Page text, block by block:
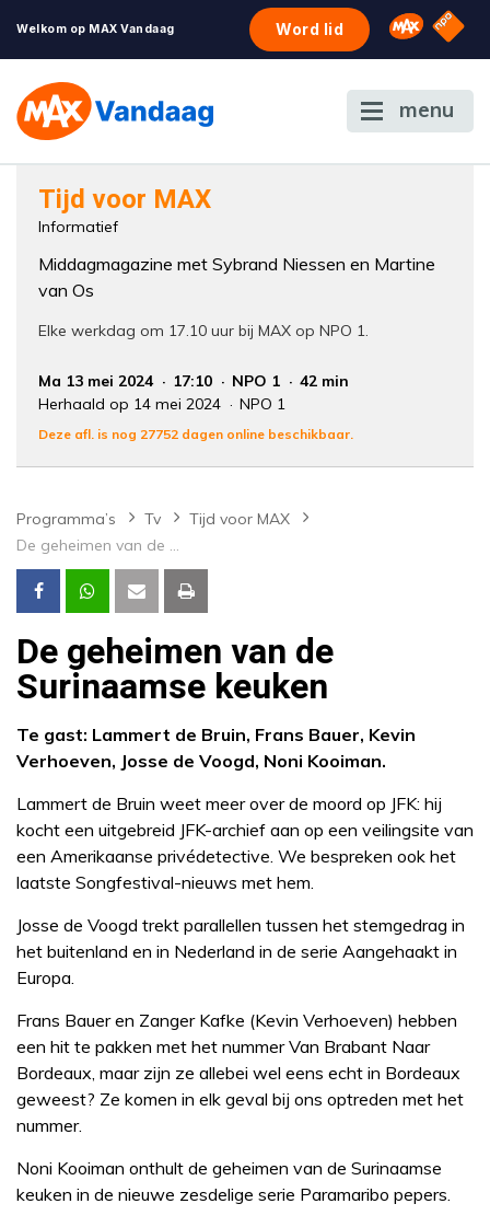
Welkom op MAX Vandaag Word lid Omroep
NPO
menu
Er is een licentie-fout opgetreden. Als het
contact op met onze klantenservice.
Tijd voor MAX
Informatief
Middagmagazine met Sybrand Niessen en Martine
van Os
Elke werkdag om 17.10 uur bij MAX op NPO 1.
Ma 13 mei 2024 17:10 NPO 1
42 min
Herhaald op 14 mei 2024
NPO 1
Deze afl. is nog 27752 dagen online beschikbaar.
Programma’s Tv
Tijd voor MAX
De geheimen van de Surinaamse keuken
De geheimen van de
Surinaamse keuken
Te gast: Lammert de Bruin, Frans Bauer, Kevin
Verhoeven, Josse de Voogd, Noni Kooiman.
Lammert de Bruin weet meer over de moord op JFK: hij
kocht een uitgebreid JFK-archief aan op een veilingsite van
een Amerikaanse privédetective. We bespreken ook het
laatste Songfestival-nieuws met hem.
Josse de Voogd trekt parallellen tussen het stemgedrag in
het buitenland en in Nederland in de serie Aangehaakt in
Europa.
Frans Bauer en Zanger Kafke (Kevin Verhoeven) hebben
een hit te pakken met het nummer Van Brabant Naar
Bordeaux, maar zijn ze allebei wel eens echt in Bordeaux
geweest? Ze komen in elk geval bij ons optreden met het
nummer.
Noni Kooiman onthult de geheimen van de Surinaamse
keuken in de nieuwe zesdelige serie Paramaribo pepers.